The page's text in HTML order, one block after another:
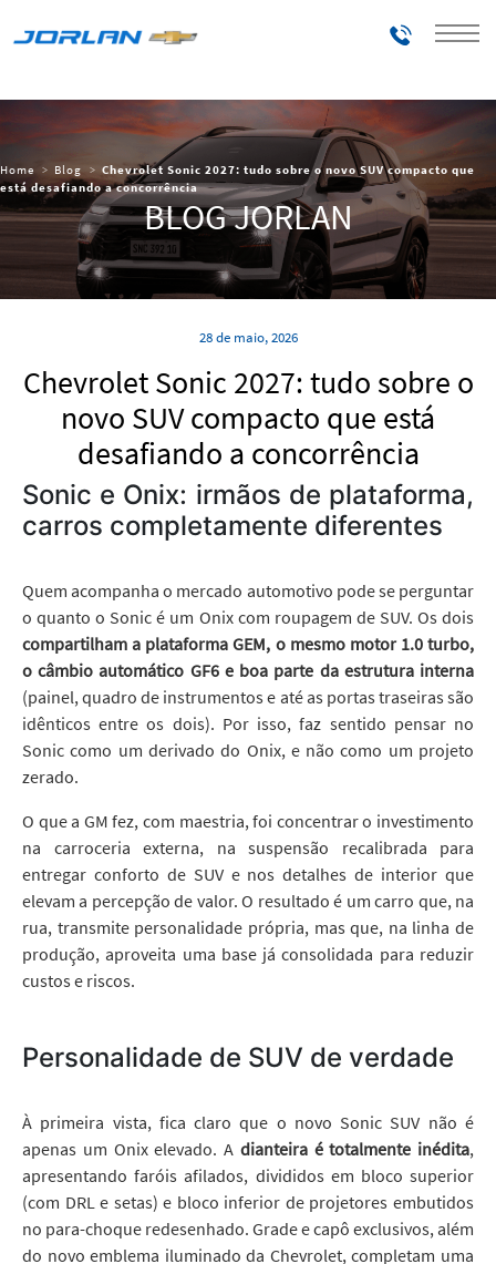
Telefones
Home Blog
Chevrolet Sonic 2027: tudo sobre o novo SUV compacto que
está desafiando a concorrência
BLOG JORLAN
28 de maio, 2026
Chevrolet Sonic 2027: tudo sobre o
novo SUV compacto que está
desafiando a concorrência
Sonic e Onix: irmãos de plataforma,
carros completamente diferentes
Quem acompanha o mercado automotivo pode se perguntar
o quanto o Sonic é um Onix com roupagem de SUV. Os dois
compartilham a plataforma GEM, o mesmo motor 1.0 turbo,
o câmbio automático GF6 e boa parte da estrutura interna
(painel, quadro de instrumentos e até as portas traseiras são
idênticos entre os dois). Por isso, faz sentido pensar no
Sonic como um derivado do Onix, e não como um projeto
zerado.
O que a GM fez, com maestria, foi concentrar o investimento
na carroceria externa, na suspensão recalibrada para
entregar conforto de SUV e nos detalhes de interior que
elevam a percepção de valor. O resultado é um carro que, na
rua, transmite personalidade própria, mas que, na linha de
produção, aproveita uma base já consolidada para reduzir
custos e riscos.
Personalidade de SUV de verdade
À primeira vista, fica claro que o novo Sonic SUV não é
apenas um Onix elevado. A dianteira é totalmente inédita,
apresentando faróis afilados, divididos em bloco superior
(com DRL e setas) e bloco inferior de projetores embutidos
no para-choque redesenhado. Grade e capô exclusivos, além
do novo emblema iluminado da Chevrolet, completam uma